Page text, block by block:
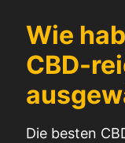
Wie
CBD-
Die besten